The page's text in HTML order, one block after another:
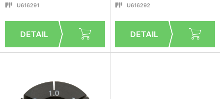
U616291
U616292